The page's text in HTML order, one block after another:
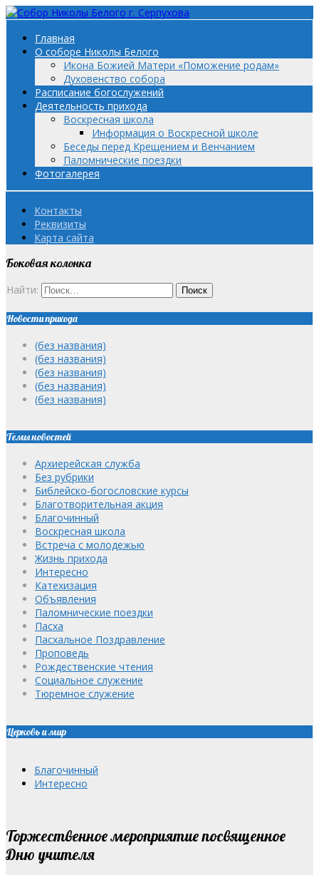
Главная
О соборе Николы Белого
Икона Божией Матери «Поможение родам»
Духовенство собора
Расписание богослужений
Деятельность прихода
Воскресная школа
Информация о Воскресной школе
Беседы перед Крещением и Венчанием
Паломнические поездки
Фотогалерея
Контакты
Реквизиты
Карта сайта
Боковая колонка
Найти:
Новости прихода
(без названия)
(без названия)
(без названия)
(без названия)
(без названия)
Темы новостей
Архиерейская служба
Без рубрики
Библейско-богословские курсы
Благотворительная акция
Благочинный
Воскресная школа
Встреча с молодежью
Жизнь прихода
Интересно
Катехизация
Объявления
Паломнические поездки
Пасха
Пасхальное Поздравление
Проповедь
Рождественские чтения
Социальное служение
Тюремное служение
Церковь и мир
Благочинный
Интересно
Торжественное мероприятие посвященное
Дню учителя